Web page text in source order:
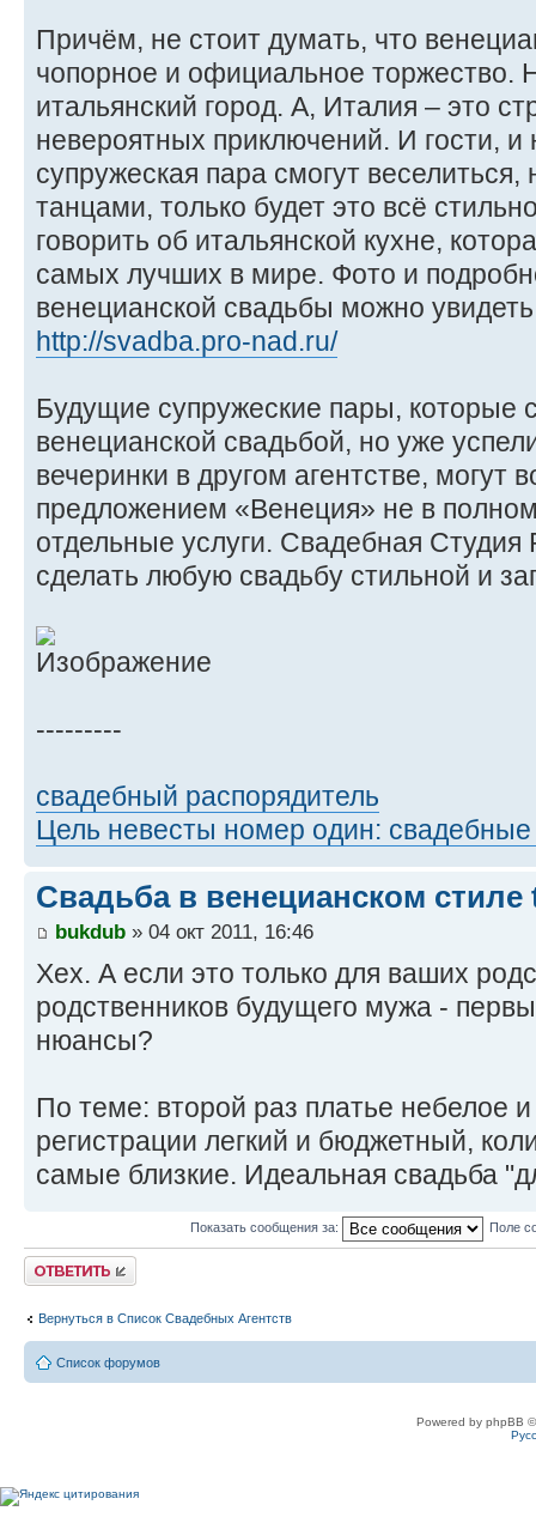
Причём, не стоит думать, что
чопорное и официальное торжество.
итальянский город. А, Италия – это
невероятных приключений. И гости, и
супружеская пара смогут
танцами, только будет это всё
говорить об итальянской кухне,
самых лучших в мире. Фото и
венецианской свадьбы можно
http://svadba.pro-nad.ru/
Будущие супружеские пары, которые
венецианской свадьбой, но уже
вечеринки в другом агентстве, могут
предложением «Венеция» не в
отдельные услуги. Свадебная Студия
сделать любую свадьбу стильной и
---------
свадебный распорядитель
Цель невесты номер один:
Свадьба в венецианском стиле
bukdub » 04 окт 2011, 16:46
Хех. А если это только для ваших
родственников будущего мужа -
нюансы?
По теме: второй раз платье небелое
регистрации легкий и бюджетный,
самые близкие. Идеальная свадьба
Показать сообщения за: Поле
Ответить
Вернуться в Список Свадебных Агентств
Список форумов
Powered by phpBB